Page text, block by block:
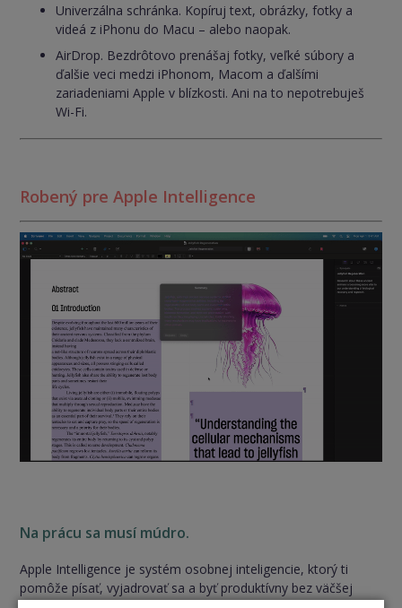
Univerzálna schránka. Kopíruj text, obrázky, fotky a
videá z iPhonu do Macu – alebo naopak.
AirDrop. Bezdrôtovo prenášaj fotky, veľké súbory a
ďalšie veci medzi iPhonom, Macom a ďalšími
zariadeniami Apple v blízkosti. Ani na to nepotrebuješ
Wi-Fi.
Robený pre Apple Intelligence
Na prácu sa musí múdro.
Apple Intelligence je systém osobnej inteligencie, ktorý ti
pomôže písať, vyjadrovať sa a byť produktívny bez väčšej